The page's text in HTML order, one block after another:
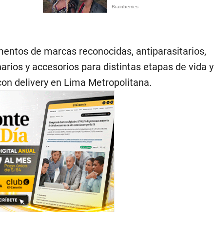
de marcas reconocidas, antiparasitarios,
y accesorios para distintas etapas de vida y
delivery en Lima Metropolitana.